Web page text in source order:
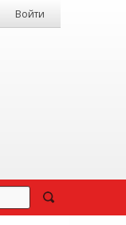
Войти